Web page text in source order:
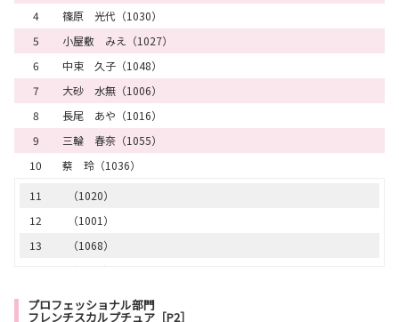
4
篠原 光代（1030）
5
小屋敷 みえ（1027）
6
中束 久子（1048）
7
大砂 水無（1006）
8
長尾 あや（1016）
9
三輪 春奈（1055）
10
蔡 玲（1036）
11
（1020）
12
（1001）
13
（1068）
プロフェッショナル部門
フレンチスカルプチュア［P2］